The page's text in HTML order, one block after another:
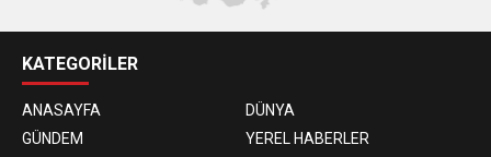
KATEGORİLER
ANASAYFA
DÜNYA
GÜNDEM
YEREL HABERLER